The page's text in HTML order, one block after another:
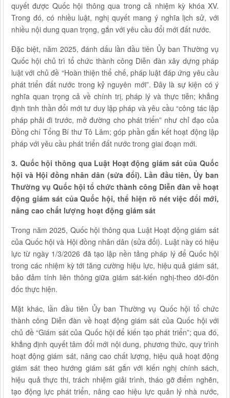
quyết được Quốc hội thông qua trong cả nhiệm kỳ khóa XV.
Trong đó, có nhiều luật, nghị quyết mang ý nghĩa lịch sử, với
nhiều nội dung quan trọng, gắn với yêu cầu đổi mới đất nước.
Đặc biệt, năm 2025, đánh dấu lần đầu tiên Ủy ban Thường vụ
Quốc hội chủ trì tổ chức thành công Diễn đàn xây dựng pháp
luật với chủ đề “Hoàn thiện thể chế, pháp luật đáp ứng yêu cầu
phát triển đất nước trong kỷ nguyên mới”. Đây là sự kiện có ý
nghĩa quan trọng cả về chính trị, pháp lý và thực tiễn; khẳng
định tinh thần đổi mới tư duy lập pháp và yêu cầu “công tác lập
pháp phải đi trước, mở đường cho phát triển” như chỉ đạo của
Đồng chí Tổng Bí thư Tô Lâm; góp phần gắn kết hoạt động lập
pháp với yêu cầu phát triển đất nước trong giai đoạn mới.
3. Quốc hội thông qua Luật Hoạt động giám sát của Quốc
hội và Hội đồng nhân dân (sửa đổi). Lần đầu tiên, Ủy ban
Thường vụ Quốc hội tổ chức thành công Diễn đàn về hoạt
động giám sát của Quốc hội, thể hiện rõ nét việc đổi mới,
nâng cao chất lượng hoạt động giám sát
Trong năm 2025, Quốc hội thông qua Luật Hoạt động giám sát
của Quốc hội và Hội đồng nhân dân (sửa đổi). Luật này có hiệu
lực từ ngày 1/3/2026 đã tạo lập nền tảng pháp lý để Quốc hội
trong các nhiệm kỳ tới tăng cường hiệu lực, hiệu quả giám sát,
bảo đảm tính liên thông giữa giám sát-kiến nghị-theo dõi-đôn
đốc thực hiện.
Mặt khác, lần đầu tiên Ủy ban Thường vụ Quốc hội tổ chức
thành công Diễn đàn về hoạt động giám sát của Quốc hội với
chủ đề “Giám sát của Quốc hội để kiến tạo phát triển”; qua đó,
khẳng định quyết tâm đổi mới nội dung, phương thức, quy trình
hoạt động giám sát, nâng cao chất lượng, hiệu quả hoạt động
giám sát theo hướng giám sát gắn với kiến nghị chính sách,
hiệu quả thực thi, trách nhiệm giải trình, tháo gỡ điểm nghẽn,
tạo động lực phát triển, nâng cao hiệu lực quản lý nhà nước,